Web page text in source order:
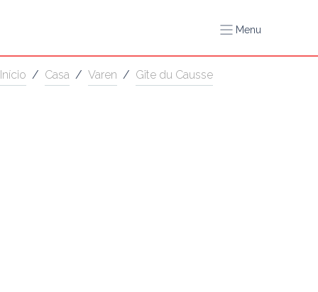
Menu
Início / Casa / Varen / Gîte du Causse